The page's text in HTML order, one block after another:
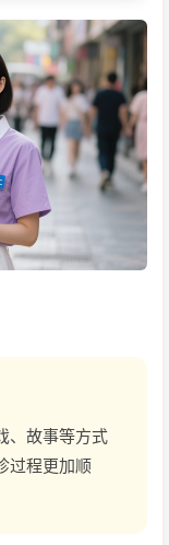
、故事等方式
过程更加顺